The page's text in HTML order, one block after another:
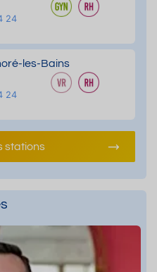
24
les-Bains
24
stations